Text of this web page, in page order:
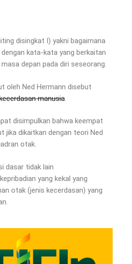
disingkat I) yakni bagaimana
kata-kata yang berkaitan
depan pada diri seseorang.
oleh Ned Hermann disebut
manusia.
disimpulkan bahwa keempat
jika dikaitkan dengan teori Ned
otak.
dasar tidak lain
kepribadian yang kekal yang
otak (jenis kecerdasan) yang